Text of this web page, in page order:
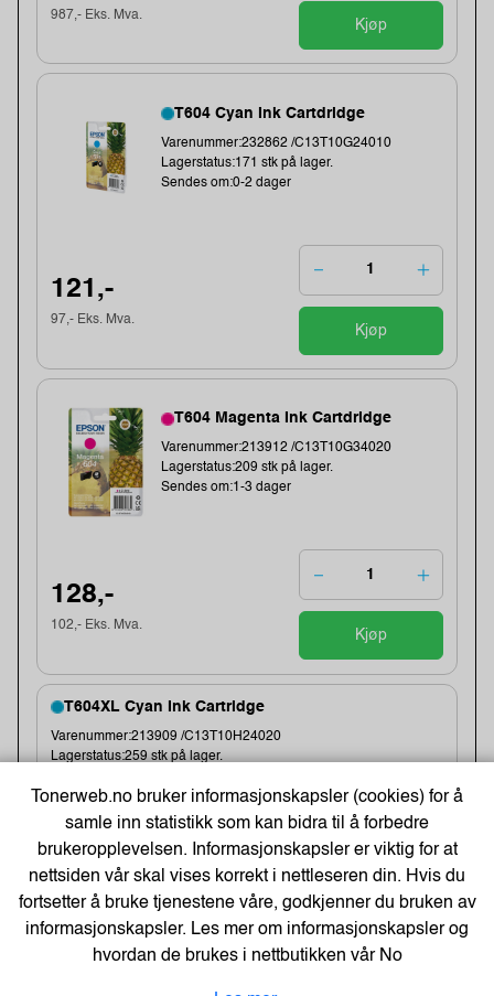
987,- Eks. Mva.
Kjøp
T604 Cyan Ink Cartdridge
Varenummer:232862 /C13T10G24010
Lagerstatus:171 stk på lager.
Sendes om:0-2 dager
121,-
97,- Eks. Mva.
Kjøp
T604 Magenta Ink Cartdridge
Varenummer:213912 /C13T10G34020
Lagerstatus:209 stk på lager.
Sendes om:1-3 dager
128,-
102,- Eks. Mva.
Kjøp
T604XL Cyan Ink Cartridge
Varenummer:213909 /C13T10H24020
Lagerstatus:259 stk på lager.
254,-
203,- Eks. Mva.
Kjøp
Tonerweb.no bruker informasjonskapsler (cookies) for å
samle inn statistikk som kan bidra til å forbedre
brukeropplevelsen. Informasjonskapsler er viktig for at
nettsiden vår skal vises korrekt i nettleseren din. Hvis du
fortsetter å bruke tjenestene våre, godkjenner du bruken av
informasjonskapsler. Les mer om informasjonskapsler og
hvordan de brukes i nettbutikken vårNo